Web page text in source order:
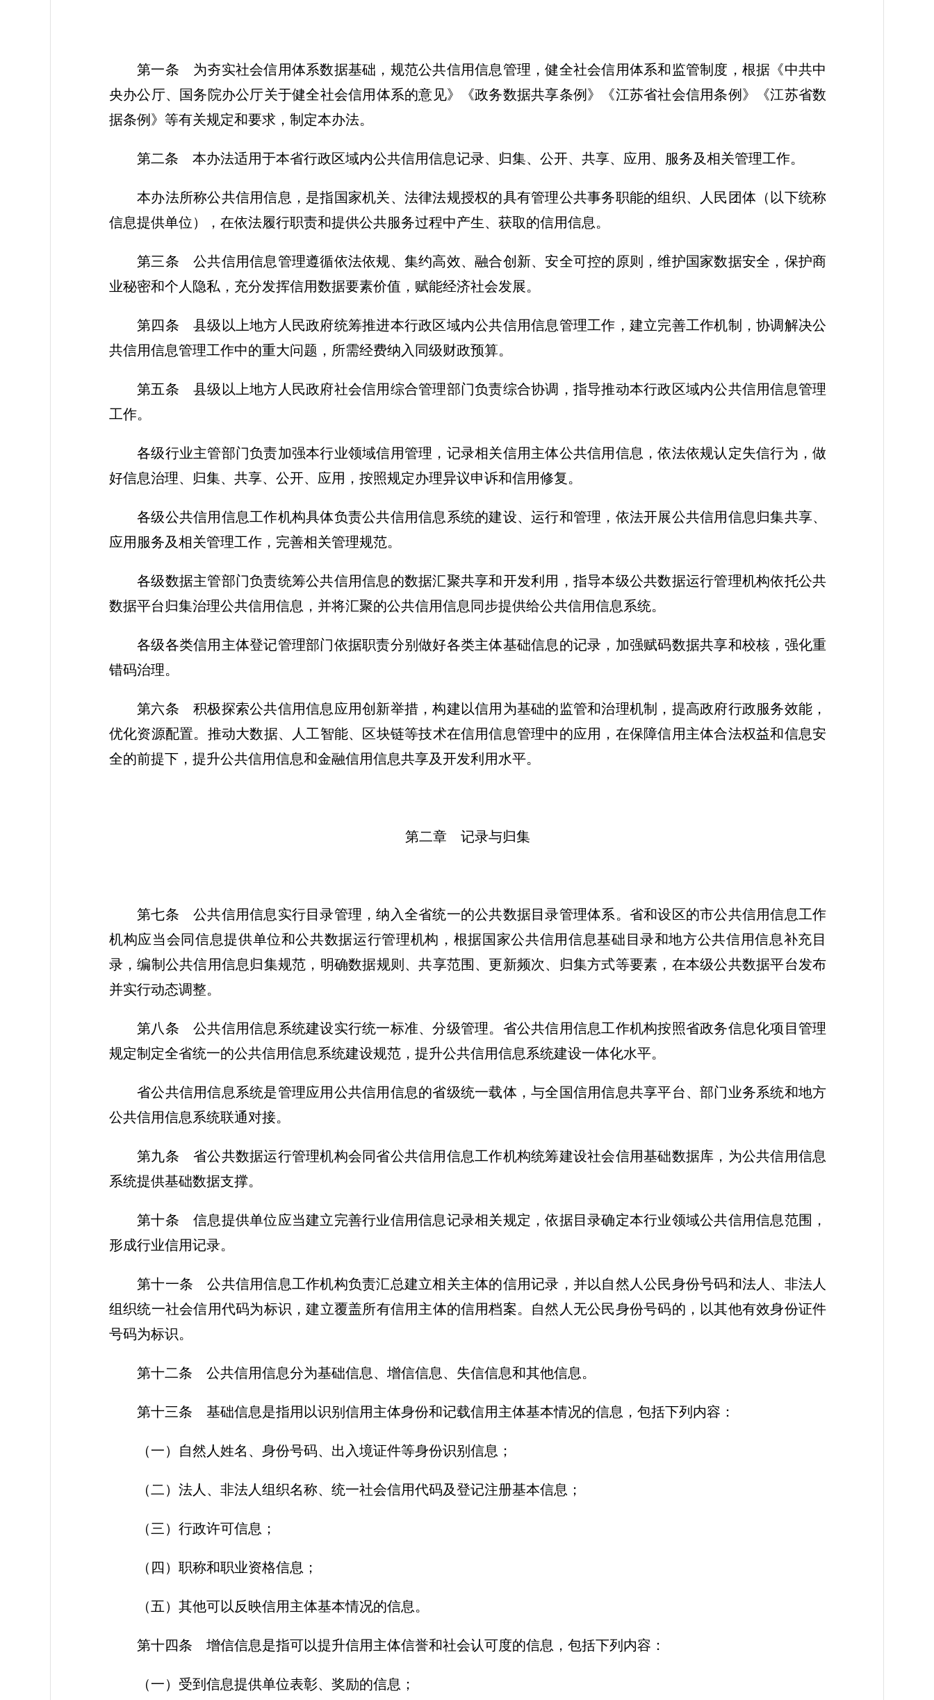
第一条 为夯实社会信用体系数据基础，规范公共信用信息管理，健全社会信用体系和监管制度，根据《中共中
央办公厅、国务院办公厅关于健全社会信用体系的意见》《政务数据共享条例》《江苏省社会信用条例》《江苏省数
据条例》等有关规定和要求，制定本办法。
第二条 本办法适用于本省行政区域内公共信用信息记录、归集、公开、共享、应用、服务及相关管理工作。
本办法所称公共信用信息，是指国家机关、法律法规授权的具有管理公共事务职能的组织、人民团体（以下统称
信息提供单位），在依法履行职责和提供公共服务过程中产生、获取的信用信息。
第三条 公共信用信息管理遵循依法依规、集约高效、融合创新、安全可控的原则，维护国家数据安全，保护商
业秘密和个人隐私，充分发挥信用数据要素价值，赋能经济社会发展。
第四条 县级以上地方人民政府统筹推进本行政区域内公共信用信息管理工作，建立完善工作机制，协调解决公
共信用信息管理工作中的重大问题，所需经费纳入同级财政预算。
第五条 县级以上地方人民政府社会信用综合管理部门负责综合协调，指导推动本行政区域内公共信用信息管理
工作。
各级行业主管部门负责加强本行业领域信用管理，记录相关信用主体公共信用信息，依法依规认定失信行为，做
好信息治理、归集、共享、公开、应用，按照规定办理异议申诉和信用修复。
各级公共信用信息工作机构具体负责公共信用信息系统的建设、运行和管理，依法开展公共信用信息归集共享、
应用服务及相关管理工作，完善相关管理规范。
各级数据主管部门负责统筹公共信用信息的数据汇聚共享和开发利用，指导本级公共数据运行管理机构依托公共
数据平台归集治理公共信用信息，并将汇聚的公共信用信息同步提供给公共信用信息系统。
各级各类信用主体登记管理部门依据职责分别做好各类主体基础信息的记录，加强赋码数据共享和校核，强化重
错码治理。
第六条 积极探索公共信用信息应用创新举措，构建以信用为基础的监管和治理机制，提高政府行政服务效能，
优化资源配置。推动大数据、人工智能、区块链等技术在信用信息管理中的应用，在保障信用主体合法权益和信息安
全的前提下，提升公共信用信息和金融信用信息共享及开发利用水平。
第二章 记录与归集
第七条 公共信用信息实行目录管理，纳入全省统一的公共数据目录管理体系。省和设区的市公共信用信息工作
机构应当会同信息提供单位和公共数据运行管理机构，根据国家公共信用信息基础目录和地方公共信用信息补充目
录，编制公共信用信息归集规范，明确数据规则、共享范围、更新频次、归集方式等要素，在本级公共数据平台发布
并实行动态调整。
第八条 公共信用信息系统建设实行统一标准、分级管理。省公共信用信息工作机构按照省政务信息化项目管理
规定制定全省统一的公共信用信息系统建设规范，提升公共信用信息系统建设一体化水平。
省公共信用信息系统是管理应用公共信用信息的省级统一载体，与全国信用信息共享平台、部门业务系统和地方
公共信用信息系统联通对接。
第九条 省公共数据运行管理机构会同省公共信用信息工作机构统筹建设社会信用基础数据库，为公共信用信息
系统提供基础数据支撑。
第十条 信息提供单位应当建立完善行业信用信息记录相关规定，依据目录确定本行业领域公共信用信息范围，
形成行业信用记录。
第十一条 公共信用信息工作机构负责汇总建立相关主体的信用记录，并以自然人公民身份号码和法人、非法人
组织统一社会信用代码为标识，建立覆盖所有信用主体的信用档案。自然人无公民身份号码的，以其他有效身份证件
号码为标识。
第十二条 公共信用信息分为基础信息、增信信息、失信信息和其他信息。
第十三条 基础信息是指用以识别信用主体身份和记载信用主体基本情况的信息，包括下列内容：
（一）自然人姓名、身份号码、出入境证件等身份识别信息；
（二）法人、非法人组织名称、统一社会信用代码及登记注册基本信息；
（三）行政许可信息；
（四）职称和职业资格信息；
（五）其他可以反映信用主体基本情况的信息。
第十四条 增信信息是指可以提升信用主体信誉和社会认可度的信息，包括下列内容：
（一）受到信息提供单位表彰、奖励的信息；